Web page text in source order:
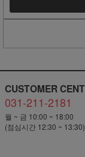
CUSTOMER
031-211-2181
월 ~ 금 10:00 ~ 18:00
(점심시간 12:30 ~ 13:30)